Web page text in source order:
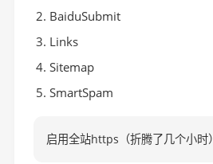
BaiduSubmit
Links
Sitemap
SmartSpam
启用全站https（折腾了几个小时）